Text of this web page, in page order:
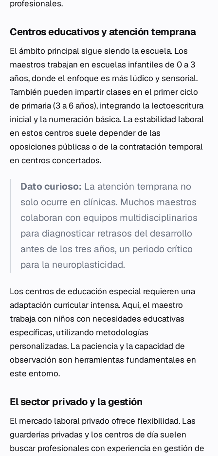
profesionales.
Centros educativos y atención temprana
El ámbito principal sigue siendo la escuela. Los
maestros trabajan en escuelas infantiles de 0 a 3
años, donde el enfoque es más lúdico y sensorial.
También pueden impartir clases en el primer ciclo
de primaria (3 a 6 años), integrando la lectoescritura
inicial y la numeración básica. La estabilidad laboral
en estos centros suele depender de las
oposiciones públicas o de la contratación temporal
en centros concertados.
Dato curioso: La atención temprana no
solo ocurre en clínicas. Muchos maestros
colaboran con equipos multidisciplinarios
para diagnosticar retrasos del desarrollo
antes de los tres años, un periodo crítico
para la neuroplasticidad.
Los centros de educación especial requieren una
adaptación curricular intensa. Aquí, el maestro
trabaja con niños con necesidades educativas
específicas, utilizando metodologías
personalizadas. La paciencia y la capacidad de
observación son herramientas fundamentales en
este entorno.
El sector privado y la gestión
El mercado laboral privado ofrece flexibilidad. Las
guarderías privadas y los centros de día suelen
buscar profesionales con experiencia en gestión de